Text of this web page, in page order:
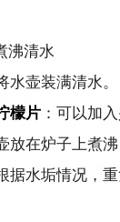
沸清水
水壶装满清水。
檬片 ：可以加
放在炉子上煮
据水垢情况，